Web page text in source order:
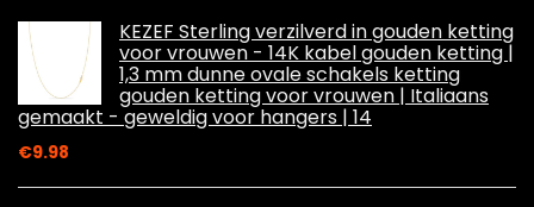
KEZEF Sterling verzilverd in gouden ketting
voor vrouwen - 14K kabel gouden ketting |
1,3 mm dunne ovale schakels ketting
gouden ketting voor vrouwen | Italiaans
gemaakt - geweldig voor hangers | 14
€9.98